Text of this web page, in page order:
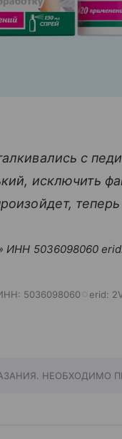
с
исключить
5036098060
5036098060 erid:
НЕОБХОДИМО